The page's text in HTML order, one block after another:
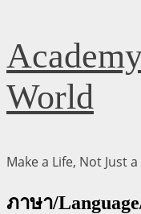
Skip
to
content
World
Make a Life, Not Just
ภาษา/